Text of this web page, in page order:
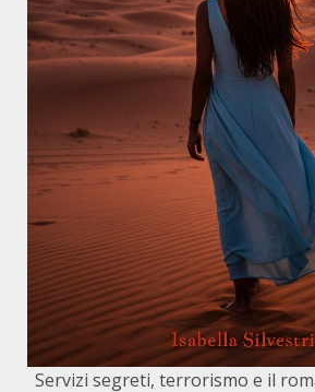
Servizi segreti, terrorismo e il